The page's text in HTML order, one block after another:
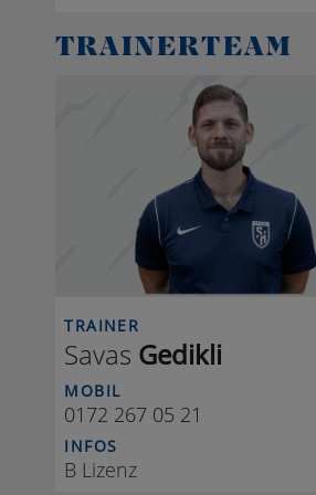
TRAINERTEAM
S G
TRAINER
Savas Gedikli
MOBIL
0172 267 05 21
INFOS
B Lizenz